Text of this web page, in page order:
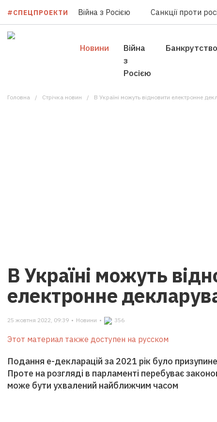
#СПЕЦПРОЕКТИ Війна з Росією Санкції проти
Новини
Війна
з
Росією
Банкрутство
Головна Стрічка новин В Україні можуть відновити електронне
В Україні можуть
електронне
25 жовтня 2022, 09:39 • Новини • 356
Этот материал также доступен на русском
Подання е-декларацій за 2021 рік було
Проте на розгляді в парламенті перебуває
може бути ухвалений найближчим часом